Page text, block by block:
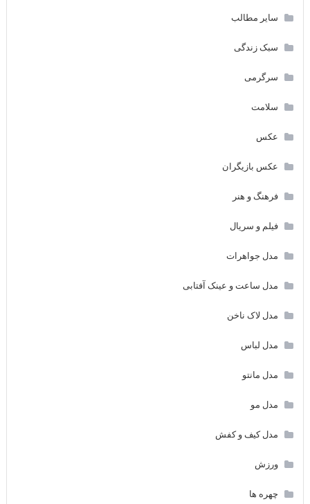
سایر مطالب
سبک زندگی
سرگرمی
سلامت
عکس
عکس بازیگران
فرهنگ و هنر
فیلم و سریال
مدل جواهرات
مدل ساعت و عینک آفتابی
مدل لاک ناخن
مدل لباس
مدل مانتو
مدل مو
مدل کیف و کفش
ورزش
چهره ها